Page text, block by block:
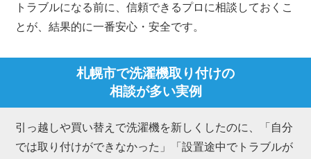
トラブルになる前に、信頼できるプロに相談しておくこ
とが、結果的に一番安心・安全です。
札幌市で洗濯機取り付けの
相談が多い実例
引っ越しや買い替えで洗濯機を新しくしたのに、「自分
では取り付けができなかった」「設置途中でトラブルが